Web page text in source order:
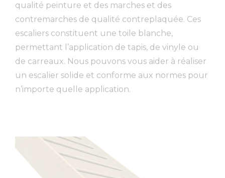
qualité peinture et des marches et des
contremarches de qualité contreplaquée. Ces
escaliers constituent une toile blanche,
permettant l’application de tapis, de vinyle ou
de carreaux. Nous pouvons vous aider à réaliser
un escalier solide et conforme aux normes pour
n’importe quelle application.